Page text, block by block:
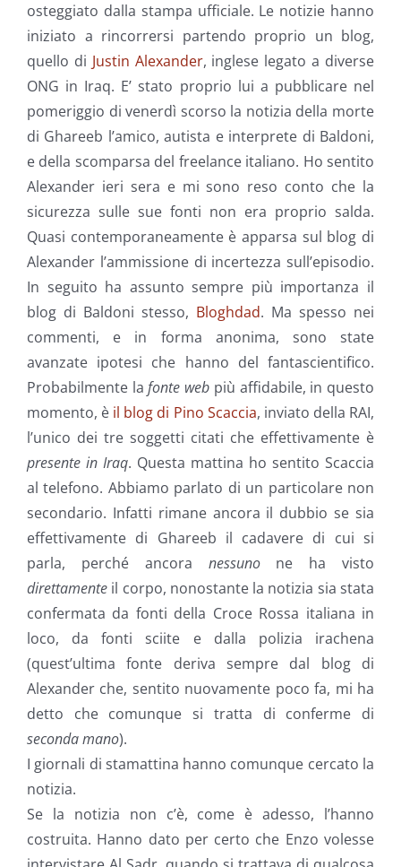
osteggiato dalla stampa ufficiale. Le notizie hanno
iniziato a rincorrersi partendo proprio un blog,
quello di Justin Alexander, inglese legato a diverse
ONG in Iraq. E’ stato proprio lui a pubblicare nel
pomeriggio di venerdì scorso la notizia della morte
di Ghareeb l’amico, autista e interprete di Baldoni,
e della scomparsa del freelance italiano. Ho sentito
Alexander ieri sera e mi sono reso conto che la
sicurezza sulle sue fonti non era proprio salda.
Quasi contemporaneamente è apparsa sul blog di
Alexander l’ammissione di incertezza sull’episodio.
In seguito ha assunto sempre più importanza il
blog di Baldoni stesso, Bloghdad. Ma spesso nei
commenti, e in forma anonima, sono state
avanzate ipotesi che hanno del fantascientifico.
Probabilmente lafonte web più affidabile, in questo
momento, è il blog di Pino Scaccia, inviato della RAI,
l’unico dei tre soggetti citati che effettivamente è
presente in Iraq. Questa mattina ho sentito Scaccia
al telefono. Abbiamo parlato di un particolare non
secondario. Infatti rimane ancora il dubbio se sia
effettivamente di Ghareeb il cadavere di cui si
parla, perché ancora nessunone ha visto
direttamente il corpo, nonostante la notizia sia stata
confermata da fonti della Croce Rossa italiana in
loco, da fonti sciite e dalla polizia irachena
(quest’ultima fonte deriva sempre dal blog di
Alexander che, sentito nuovamente poco fa, mi ha
detto che comunque si tratta di conferme di
seconda mano).
I giornali di stamattina hanno comunque cercato la
notizia.
Se la notizia non c’è, come è adesso, l’hanno
costruita. Hanno dato per certo che Enzo volesse